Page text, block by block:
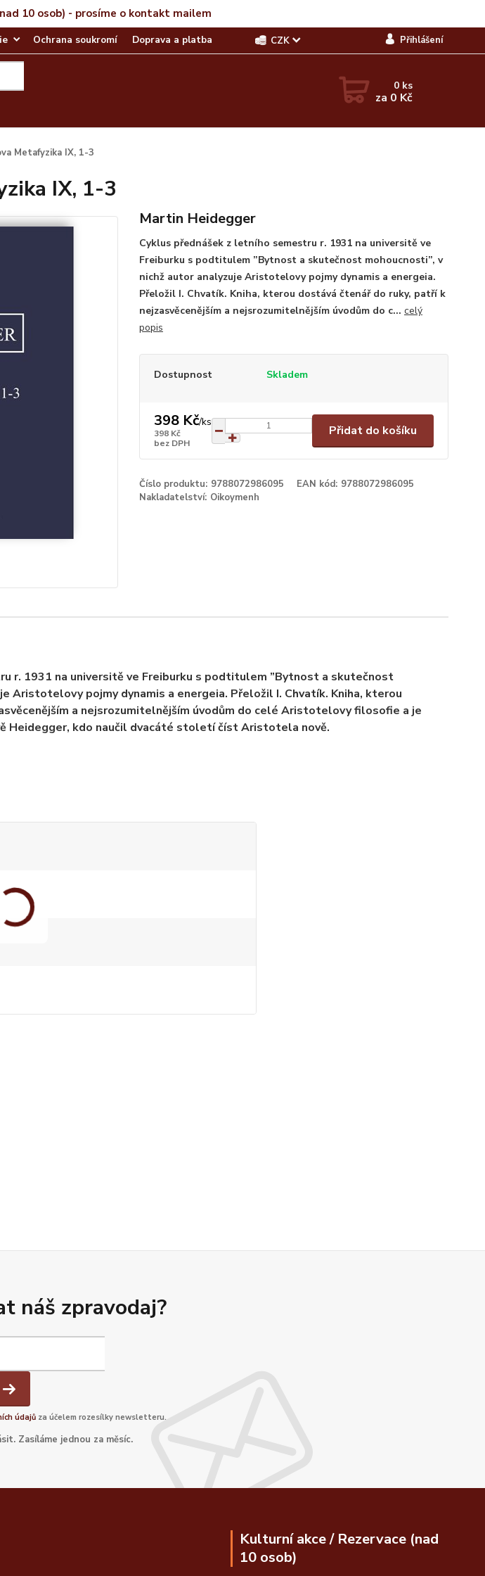
10 osob) - prosíme o kontakt mailem
Ochrana soukromí Doprava a platba CZK Přihlášení
0 ks
za 0 Kč
Metafyzika IX, 1-3
IX, 1-3
Martin Heidegger
Cyklus přednášek z letního semestru r. 1931 na universitě ve
Freiburku s podtitulem ”Bytnost a skutečnost mohoucnosti”, v
nichž autor analyzuje Aristotelovy pojmy dynamis a energeia.
Přeložil I. Chvatík. Kniha, kterou dostává čtenář do ruky, patří k
nejzasvěcenějším a nejsrozumitelnějším úvodům do c... celý
popis
Dostupnost Skladem
398 Kč/ks
398 Kč
bez DPH
Přidat do košíku
Číslo produktu: 9788072986095 EAN kód: 9788072986095
Nakladatelství: Oikoymenh
r. 1931 na universitě ve Freiburku s podtitulem ”Bytnost a skutečnost
Aristotelovy pojmy dynamis a energeia. Přeložil I. Chvatík. Kniha, kterou
a nejsrozumitelnějším úvodům do celé Aristotelovy filosofie a je
Heidegger, kdo naučil dvacáté století číst Aristotela nově.
náš zpravodaj?
údajůza účelem rozesílky newsletteru.
Zasíláme jednou za měsíc.
Kulturní akce / Rezervace (nad
10 osob)